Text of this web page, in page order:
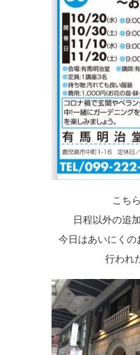
こち
日程以外の追
今日はあいにくの
行われ